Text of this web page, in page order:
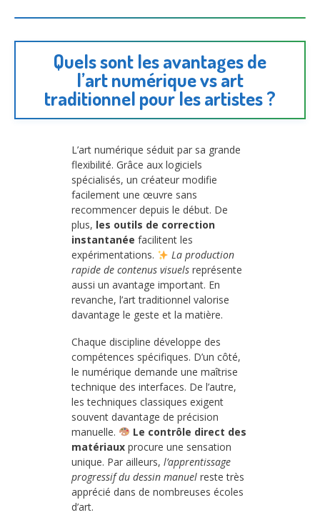
Quels sont les avantages de
l’art numérique vs art
traditionnel pour les artistes ?
L’art numérique séduit par sa grande
flexibilité. Grâce aux logiciels
spécialisés, un créateur modifie
facilement une œuvre sans
recommencer depuis le début. De
plus, les outils de correction
instantanée facilitent les
expérimentations.
La production
rapide de contenus visuels représente
aussi un avantage important. En
revanche, l’art traditionnel valorise
davantage le geste et la matière.
Chaque discipline développe des
compétences spécifiques. D’un côté,
le numérique demande une maîtrise
technique des interfaces. De l’autre,
les techniques classiques exigent
souvent davantage de précision
manuelle.
Le contrôle direct des
matériaux procure une sensation
unique. Par ailleurs, l’apprentissage
progressif du dessin manuel reste très
apprécié dans de nombreuses écoles
d’art.